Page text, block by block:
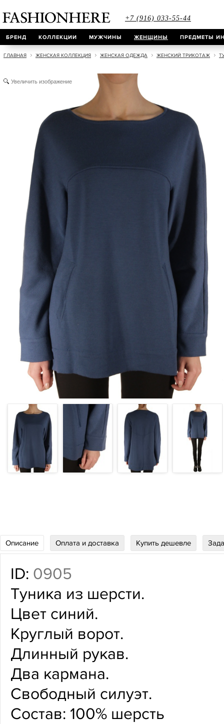
+7 (916) 033-55-44
БРЕНД КОЛЛЕКЦИИ МУЖЧИНЫ ЖЕНЩИНЫ ПРЕДМЕТЫ
ГЛАВНАЯ ЖЕНСКАЯ КОЛЛЕКЦИЯ ЖЕНСКАЯ ОДЕЖДА ЖЕНСКИЙ ТРИКОТАЖ
Увеличить изображение
Описание Оплата и доставка Купить дешевле
ID: 0905
Туника из шерсти.
Цвет синий.
Круглый ворот.
Длинный рукав.
Два кармана.
Свободный силуэт.
Состав: 100% шерсть